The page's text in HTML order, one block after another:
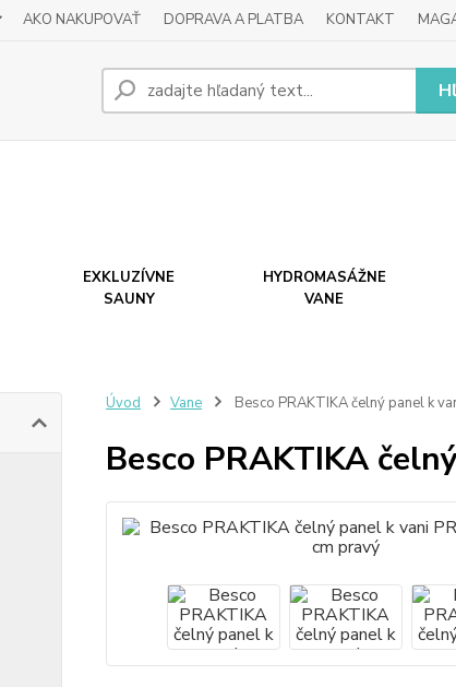
AKO NAKUPOVAŤ DOPRAVA A PLATBA KONTAKT
EXKLUZÍVNE
SAUNY
HYDROMASÁŽNE
VANE
Úvod Vane Besco PRAKTIKA čelný panel k
Besco PRAKTIKA